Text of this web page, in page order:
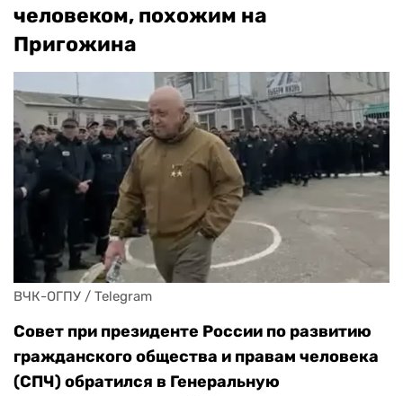
человеком, похожим на
Пригожина
ВЧК-ОГПУ / Telegram
Совет при президенте России по развитию
гражданского общества и правам человека
(СПЧ) обратился в Генеральную